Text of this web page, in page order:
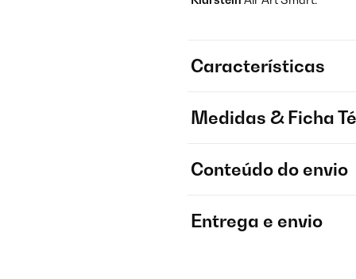
Características
Medidas & Ficha
Conteúdo do envio
Entrega e envio